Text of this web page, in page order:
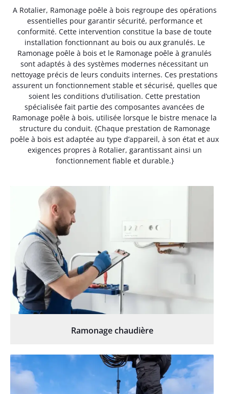
A Rotalier, Ramonage poêle à bois regroupe des opérations
essentielles pour garantir sécurité, performance et
conformité. Cette intervention constitue la base de toute
installation fonctionnant au bois ou aux granulés. Le
Ramonage poêle à bois et le Ramonage poêle à granulés
sont adaptés à des systèmes modernes nécessitant un
nettoyage précis de leurs conduits internes. Ces prestations
assurent un fonctionnement stable et sécurisé, quelles que
soient les conditions d’utilisation. Cette prestation
spécialisée fait partie des composantes avancées de
Ramonage poêle à bois, utilisée lorsque le bistre menace la
structure du conduit. {Chaque prestation de Ramonage
poêle à bois est adaptée au type d’appareil, à son état et aux
exigences propres à Rotalier, garantissant ainsi un
fonctionnement fiable et durable.}
Ramonage chaudière